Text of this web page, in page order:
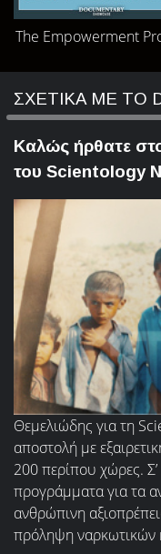
The Empowerment
ΣΧΕΤΙΚΑ ΜΕ ΤΟ
Καλώς ήρθατε
του Scientology
Θεμελιώδης για τη
αποστολή με
200 περίπου χώρες.
προγράμματα για τα
ανθρώπινη
πρόληψη ναρκωτικών